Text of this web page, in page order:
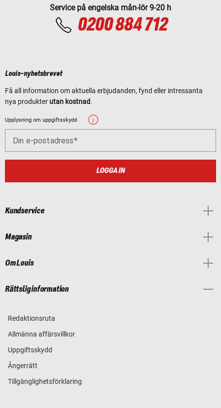
Service på engelska mån-lör 9-20 h
0200 884 712
Louis-nyhetsbrevet
Få all information om aktuella erbjudanden, fynd eller intressanta
nya produkter utan kostnad.
Upplysning om uppgiftsskydd
Din e-postadress
LOGGA IN
Kundservice
Magasin
Om Louis
Rättslig information
Redaktionsruta
Allmänna affärsvillkor
Uppgiftsskydd
Ångerrätt
Tillgänglighetsförklaring